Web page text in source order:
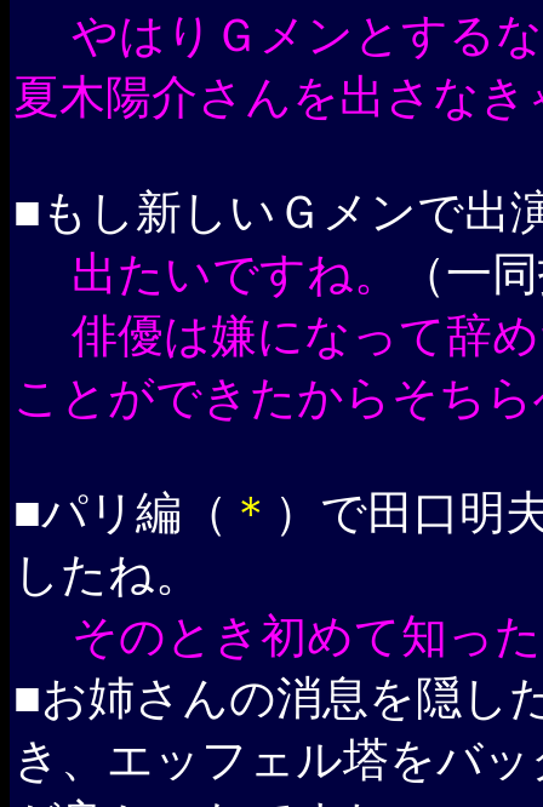
やはりＧメンとする
夏木陽介さんを出さなき
■もし新しいＧメンで出
出たいですね。
（一
俳優は嫌になって辞
ことができたからそち
■パリ編（ ＊ ）で田口明
したね。
そのとき初めて知っ
■お姉さんの消息を隠し
き、エッフェル塔をバ